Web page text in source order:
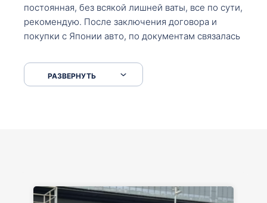
постоянная, без всякой лишней ваты, все по сути,
рекомендую. После заключения договора и
покупки с Японии авто, по документам связалась
что заполнить, куда зайти, образцы и т.д. После
приехал за авто. Меня тепло встретили Сергей с
РАЗВЕРНУТЬ